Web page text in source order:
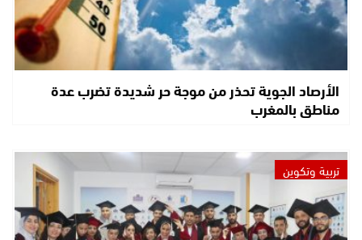
الأرصاد الجوية تحذر من موجة حر شديدة تضرب عدة
مناطق بالمغرب
تربية وتكوين